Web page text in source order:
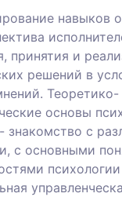
навыков
принятия и
решений в
Теоретико-
основы
знакомство с
с основными